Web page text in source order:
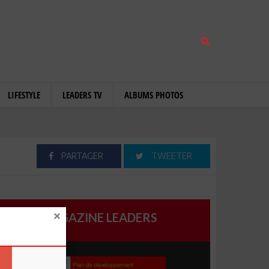
LIFESTYLE LEADERS TV ALBUMS PHOTOS
PARTAGER TWEETER
MAGAZINE LEADERS